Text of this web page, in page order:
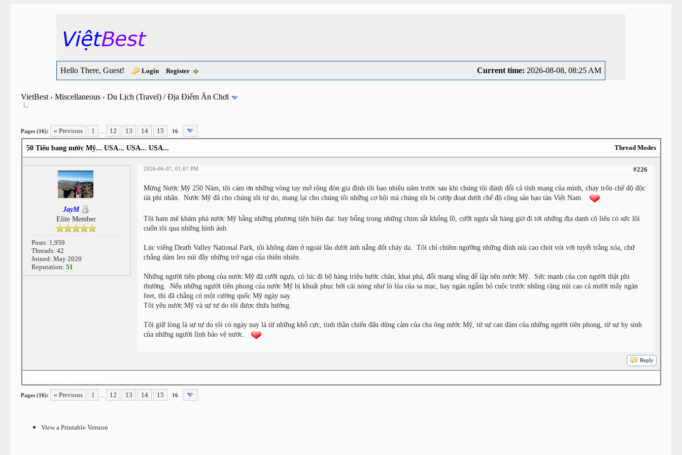
Current time: 2026-08-08, 08:25 AM
Hello There, Guest! Login Register
VietBest›Miscellaneous ›Du Lịch (Travel) / Địa Điểm Ăn Chơi
Pages (16): « Previous 1 12 13 14 15 16
Thread Modes
50 Tiểu bang nước Mỹ... USA... USA... USA...
JayM
Elite Member
Posts: 1,959
Threads: 42
Joined: May 2020
Reputation:51
#226
2026-06-07, 01:07 PM
Mừng Nước Mỹ 250 Năm, tôi cám ơn những vòng tay mở rộng đón gia đình tôi bao nhiêu năm trước sau khi chúng tôi đánh đổi cả tính mạng của mình, chạy trốn chế độ độc
tài phi nhân. Nước Mỹ đã cho chúng tôi tự do, mang lại cho chúng tôi những cơ hội mà chúng tôi bị cướp đoạt dưới chế độ cộng sản bạo tàn Việt Nam.
Tôi ham mê khám phá nước Mỹ bằng những phương tiện hiện đại: bay bổng trong những chim sắt khổng lồ, cưỡi ngựa sắt hàng giờ đi tới những địa danh cô liêu có sức lôi
cuốn tôi qua những hình ảnh.
Lúc viếng Death Valley National Park, tôi không dám ở ngoài lâu dưới ánh nắng đốt cháy da. Tôi chỉ chiêm ngưỡng những đỉnh núi cao chót vót với tuyết trắng xóa, chứ
chẳng dám leo núi đầy những trở ngại của thiên nhiên.
Những người tiên phong của nước Mỹ đã cưỡi ngựa, có lúc đi bộ hàng triệu bước chân, khai phá, đổi mạng sống để lập nên nước Mỹ. Sức mạnh của con người thật phi
thường. Nếu những người tiên phong của nước Mỹ bị khuất phục bởi cái nóng như lò lủa của sa mạc, hay ngán ngẩm bỏ cuộc trước nhũng rặng núi cao cả mười mấy ngàn
feet, thì đã chẳng có một cường quốc Mỹ ngày nay.
Tôi yêu nước Mỹ và sự tư do tôi được thứa hưởng.
Tôi giữ lòng là sự tự do tôi có ngày nay là từ những khổ cực, tinh thần chiến đấu dũng cảm của cha ông nước Mỹ, từ sự can đảm của những người tiên phong, từ sự hy sinh
của những người lính bảo vệ nước.
Reply
Pages (16): « Previous 1 12 13 14 15 16
View a Printable Version
×